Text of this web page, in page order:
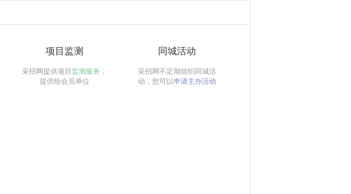
项目监测
采招网提供项目 监测服务，
提供给会员单位
同城活动
采招网不定期组织同城活
动，您可以申请主办活动